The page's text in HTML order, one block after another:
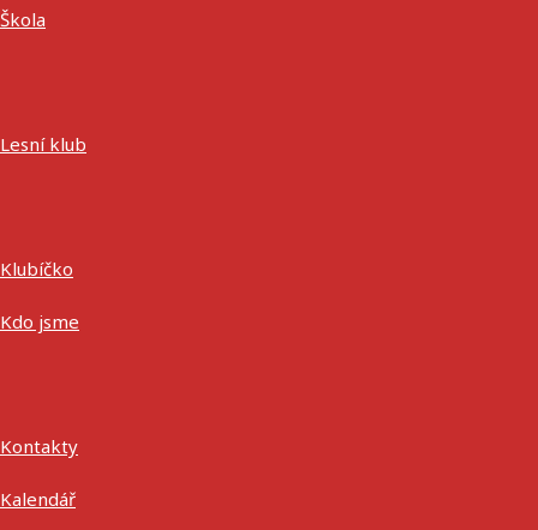
Škola
Lesní klub
Klubíčko
Kdo jsme
Kontakty
Kalendář